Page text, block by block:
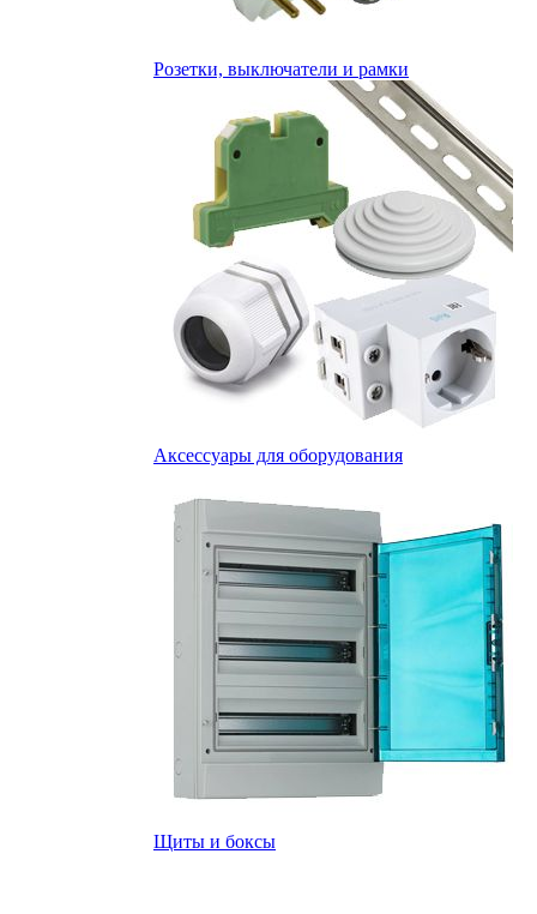
Розетки, выключатели и рамки
Аксессуары для оборудования
Щиты и боксы